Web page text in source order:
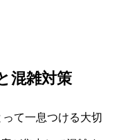
混雑対策
て一息つける大切